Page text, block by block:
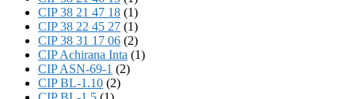
CIP 38 21 47 18 (1)
CIP 38 22 45 27 (1)
CIP 38 31 17 06 (2)
CIP Achirana Inta (1)
CIP ASN-69-1 (2)
CIP BL-1.10 (2)